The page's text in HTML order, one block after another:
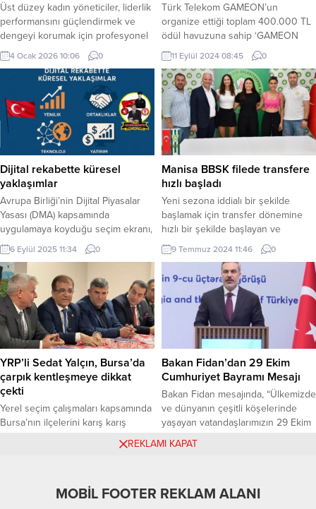
Üst düzey kadın yöneticiler, liderlik
performansını güçlendirmek ve
dengeyi korumak için profesyonel
koçluğa yöneliyor. İş dünyasında
başarıyı belirleyen unsurlar artık
yalnızca performans ve sonuçlar
değil. Yoğun iş temposu, artan
hedefler ve yüksek sorumluluklar
arasında liderlik koltuğunda yer
alan kadın yöneticiler, sürdürülebilir
başarı için yaşam koçluğunu
stratejik bir araç olarak
benimsiyor....
4 Ocak 2026 10:06 0
Türk Telekom GAMEON’un
organize ettiği toplam 400.000 TL
ödül havuzuna sahip ‘GAMEON
VALORANT Turnuvası’ kayıtları
başladı. İSTANBUL (İGFA) –
Türkiye’de oyunun ve oyuncunun
ihtiyaç duyduğu teknolojinin sahibi
Türk Telekom GAMEON, oyun
ekosistemine katkı sağlamaya
devam ediyor. GAMEON’un
oyunseverleri çevrim içi ve fiziksel
etkinliklerle bir araya getiren
turnuvaları devam ediyor....
11 Eylül 2024 08:45 0
Dijital rekabette küresel
yaklaşımlar
Avrupa Birliği’nin Dijital Piyasalar
Yasası (DMA) kapsamında
uygulamaya koyduğu seçim ekranı,
kullanıcıya cihaz açıldığında farklı
arama motorları arasından seçim
yapma hakkı tanıyor. Bu
düzenleme, rekabetin daha adil
gelişmesine, alternatif dijital
hizmetlerin büyümesine ve tüketici
tercihinin güçlenmesine katkı
sağlıyor. Benzer uygulamaların
önümüzdeki dönemde Türkiye’de
de gündeme gelebileceği
değerlendiriliyor. Seçim ekranı
konusuyla...
6 Eylül 2025 11:34 0
Manisa BBSK filede transfere
hızlı başladı
Yeni sezona iddialı bir şekilde
başlamak için transfer dönemine
hızlı bir şekilde başlayan ve
hedeflerini 1. Lig olarak belirleyen
Manisa Büyükşehir Belediyespor
Kadın Voleybol Takımı, smaçör
Gülsüm Şeyda Alp, pasör Betül
Dinç Taşkıran ve orta oyuncu Hilal
Barışık’ı renklerine bağladı. MANİSA
(İGFA) – Manisa Büyükşehir
Belediyespor Kadın Voleybol
Takımı, yeni...
9 Temmuz 2024 11:46 0
YRP’li Sedat Yalçın, Bursa’da
çarpık kentleşmeye dikkat
çekti
Yerel seçim çalışmaları kapsamında
Bursa’nın ilçelerini karış karış
Büyükşehir Belediye Başkan Adayı
(İGFA) – Mahalle gezileri
Bakan Fidan’dan 29 Ekim
Cumhuriyet Bayramı Mesajı
Bakan Fidan mesajında, “Ülkemizde
ve dünyanın çeşitli köşelerinde
yaşayan vatandaşlarımızın 29 Ekim
Bize miras bırakılan
dünya sahnesinde daha da ileri
29 Ekim 2024 10:37
REKLAMI KAPAT
MOBİL FOOTER REKLAM ALANI